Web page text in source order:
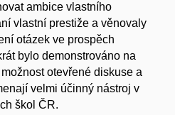
ambice vlastního
vlastní prestiže a věnovaly
otázek ve prospěch
bylo demonstrováno na
otevřené diskuse a
velmi účinný nástroj v
škol ČR.